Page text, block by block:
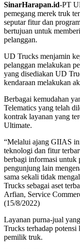
SinarHarapan.id-PT
pemegang merek truk
seputar fitur dan
bertujuan untuk
pelanggan.
UD Trucks menjamin
pelanggan melakukan
yang disediakan UD
kendaraan melakukan
Berbagai kemudahan
Telematics yang telah
kontrak layanan yang
Ultimate.
“Melalui ajang GIIAS
teknologi dan fitur
berbagi informasi untuk
pengunjung lain
sama sekali tidak
Trucks sebagai aset
Arfian, Service
(15/8/2022)
Layanan purna-jual
Trucks terhadap potensi
pemilik truk.